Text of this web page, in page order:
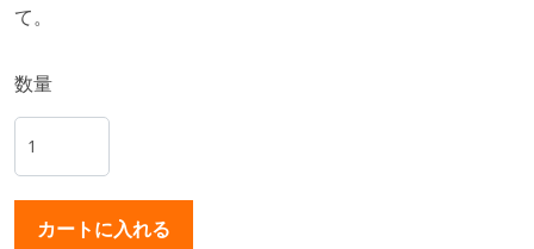
て。
数量